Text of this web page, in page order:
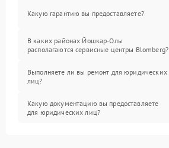
Какую гарантию вы предоставляете?
В каких районах Йошкар-Олы
располагаются сервисные центры Blomberg?
Выполняете ли вы ремонт для юридических
лиц?
Какую документацию вы предоставляете
для юридических лиц?